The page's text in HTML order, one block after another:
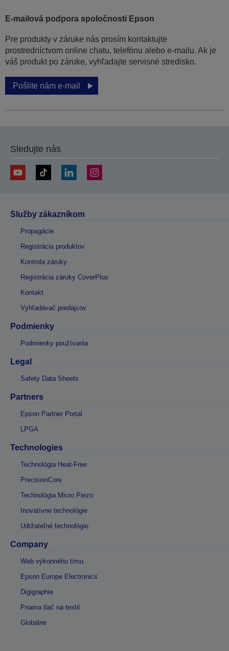
E-mailová podpora spoločnosti Epson
Pre produkty v záruke nás prosím kontaktujte
prostredníctvom online chatu, telefónu alebo e-mailu. Ak je
váš produkt po záruke, vyhľadajte servisné stredisko.
Pošlite nám e-mail
Sledujte nás
Služby zákazníkom
Propagácie
Registrácia produktov
Kontrola záruky
Registrácia záruky CoverPlus
Kontakt
Vyhľadávač predajcov
Podmienky
Podmienky používania
Legal
Safety Data Sheets
Partners
Epson Partner Portal
LPGA
Technologies
Technológia Heat-Free
PrecisionCore
Technológia Micro Piezo
Inovatívne technológie
Udržateľné technológie
Company
Web výkonného tímu
Epson Europe Electronics
Digigraphie
Priama tlač na textil
Globálne